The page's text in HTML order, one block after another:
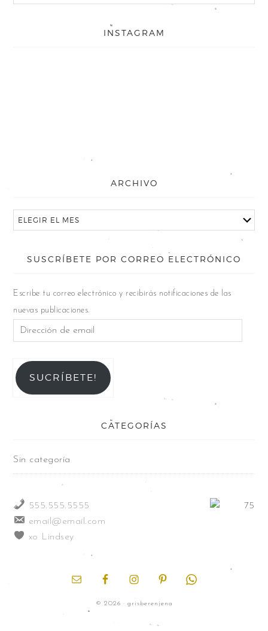
INSTAGRAM
ARCHIVO
SUSCRÍBETE POR CORREO ELECTRÓNICO
Escribe tu correo electrónico y recibirás notificaciones de las
nuevas publicaciones.
SUCRÍBETE!
CATEGORÍAS
Sin categoría
555.555.5555
email@email.com
xo Lindsey
© 2026 · grisberenjena